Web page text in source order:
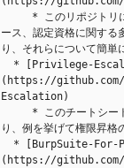
ース、認定資格に関する
り、それらについて簡単
(https://
Escalation)
り、例を挙げて権限昇格
(https://